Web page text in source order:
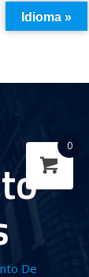
De
Idioma »
0